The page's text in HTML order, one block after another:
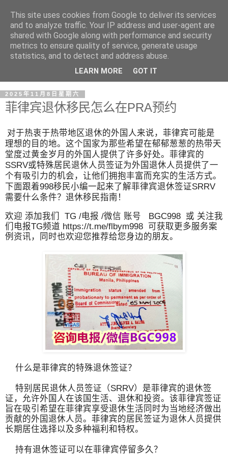
2025年11月8日星期六
菲律宾退休移民怎么在PRA预约
对于热衷于热带地区退休的外国人来说，菲律宾可能是
理想的目的地。这个国家为那些希望在郁郁葱葱的热带天
堂度过黄金岁月的外国人提供了许多好处。菲律宾的
SSRV或特殊居民退休人员签证为外国退休人员提供了一
个有吸引力的机会，让他们拥抱丰富而充实的生活方式。
下面跟着998移民小编一起来了解菲律宾退休签证SRRV
需要什么条件？退休移民指南！
欢迎 添加我们 TG /电报 /微信 账号 BGC998 或 关注我
们电报TG频道 https://t.me/flbym998 可获取更多服务案
例资讯，同时也欢迎您推荐给您身边的朋友。
什么是菲律宾的特殊退休签证？
特别居民退休人员签证（SRRV）是菲律宾的退休签
证，允许外国人在该国生活、退休和投资。该菲律宾签证
旨在吸引希望在菲律宾享受退休生活同时为当地经济做出
贡献的外国退休人员。菲律宾的居民签证为退休人员提供
长期居住选择以及多种福利和特权。
持有退休签证可以在菲律宾停留多久？
This site uses cookies from Google to deliver its services
and to analyze traffic. Your IP address and user-agent are
shared with Google along with performance and security
metrics to ensure quality of service, generate usage
statistics, and to detect and address abuse.
LEARN MORE GOT IT